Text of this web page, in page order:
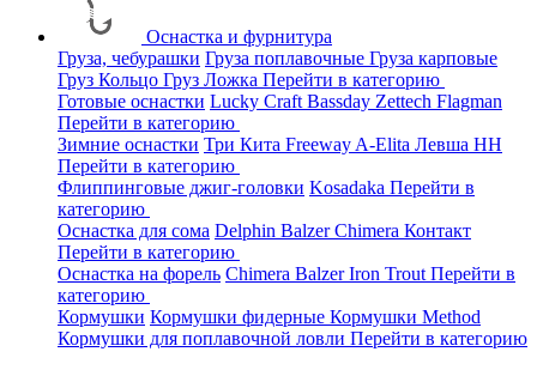
Оснастка и фурнитура
Груза, чебурашки Груза поплавочные Груза карповые
Груз Кольцо Груз Ложка Перейти в категорию
Готовые оснастки Lucky Craft Bassday Zettech Flagman
Перейти в категорию
Зимние оснастки Три Кита Freeway A-Elita Левша НН
Перейти в категорию
Флиппинговые джиг-головки Kosadaka Перейти в
категорию
Оснастка для сома Delphin BalzerChimera Контакт
Перейти в категорию
Оснастка на форель Chimera BalzerIron Trout Перейти в
категорию
Кормушки Кормушки фидерные Кормушки Method
Кормушки для поплавочной ловли Перейти в категорию